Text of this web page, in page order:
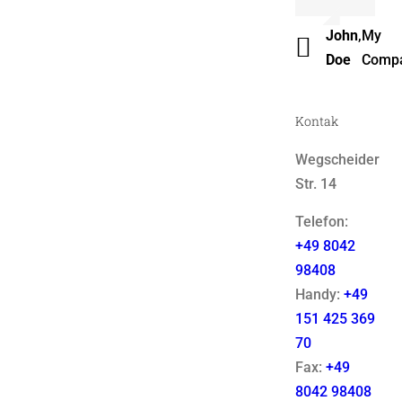
John
Doe
, My
Beck
Kontak
Wegscheider
Str. 14
Telefon:
+49 8042
98408
Handy: +49
151 425 369
70
Fax: +49
8042 98408